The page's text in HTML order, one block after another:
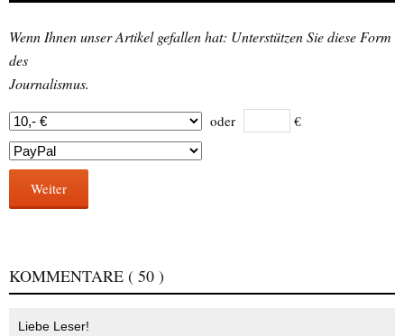
Wenn Ihnen unser Artikel gefallen hat: Unterstützen Sie diese Form
des
Journalismus.
oder €
Weiter
KOMMENTARE ( 50 )
Liebe Leser!